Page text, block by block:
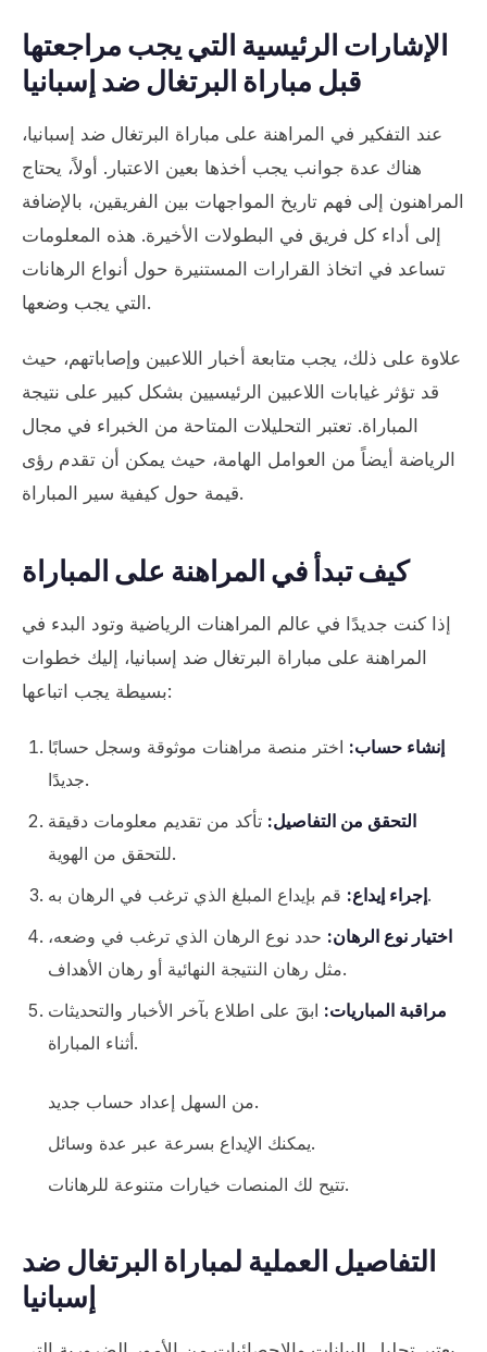
الإشارات الرئيسية التي يجب مراجعتها
قبل مباراة البرتغال ضد إسبانيا
عند التفكير في المراهنة على مباراة البرتغال ضد إسبانيا،
هناك عدة جوانب يجب أخذها بعين الاعتبار. أولاً، يحتاج
المراهنون إلى فهم تاريخ المواجهات بين الفريقين، بالإضافة
إلى أداء كل فريق في البطولات الأخيرة. هذه المعلومات
تساعد في اتخاذ القرارات المستنيرة حول أنواع الرهانات
التي يجب وضعها.
علاوة على ذلك، يجب متابعة أخبار اللاعبين وإصاباتهم، حيث
قد تؤثر غيابات اللاعبين الرئيسيين بشكل كبير على نتيجة
المباراة. تعتبر التحليلات المتاحة من الخبراء في مجال
الرياضة أيضاً من العوامل الهامة، حيث يمكن أن تقدم رؤى
قيمة حول كيفية سير المباراة.
كيف تبدأ في المراهنة على المباراة
إذا كنت جديدًا في عالم المراهنات الرياضية وتود البدء في
المراهنة على مباراة البرتغال ضد إسبانيا، إليك خطوات
بسيطة يجب اتباعها:
إنشاء حساب: اختر منصة مراهنات موثوقة وسجل حسابًا
جديدًا.
التحقق من التفاصيل: تأكد من تقديم معلومات دقيقة
للتحقق من الهوية.
إجراء إيداع:قم بإيداع المبلغ الذي ترغب في الرهان به.
اختيار نوع الرهان: حدد نوع الرهان الذي ترغب في وضعه،
مثل رهان النتيجة النهائية أو رهان الأهداف.
مراقبة المباريات: ابقَ على اطلاع بآخر الأخبار والتحديثات
أثناء المباراة.
من السهل إعداد حساب جديد.
يمكنك الإيداع بسرعة عبر عدة وسائل.
تتيح لك المنصات خيارات متنوعة للرهانات.
التفاصيل العملية لمباراة البرتغال ضد
إسبانيا